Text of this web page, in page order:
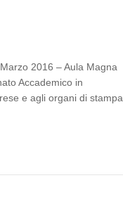
2016 – Aula Magna
Accademico in
e agli organi di stampa